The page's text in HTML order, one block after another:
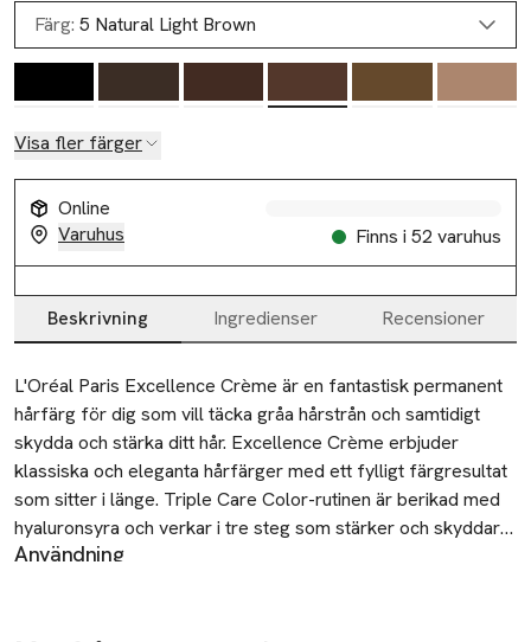
Färg: 5 Natural Light Brown
Visa fler färger
Online
Varuhus
Finns i 52 varuhus
Beskrivning Ingredienser Recensioner
Beskrivning
L'Oréal Paris Excellence Crème är en fantastisk permanent
hårfärg för dig som vill täcka gråa hårstrån och samtidigt
skydda och stärka ditt hår. Excellence Crème erbjuder
klassiska och eleganta hårfärger med ett fylligt färgresultat
som sitter i länge. Triple Care Color-rutinen är berikad med
hyaluronsyra och verkar i tre steg som stärker och skyddar
håret, ger 10X mer fukt** och har en färgblandning som är
Användning
gammal handduk om axlarma under färgning. Använd alltid